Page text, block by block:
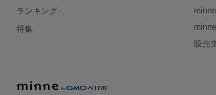
ランキング
特集
販売